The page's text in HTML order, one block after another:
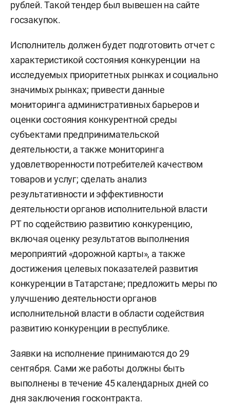
рублей. Такой тендер был вывешен на сайте
госзакупок.
Исполнитель должен будет подготовить отчет с
характеристикой состояния конкуренции на
исследуемых приоритетных рынках и социально
значимых рынках; привести данные
мониторинга административных барьеров и
оценки состояния конкурентной среды
субъектами предпринимательской
деятельности, а также мониторинга
удовлетворенности потребителей качеством
товаров и услуг; сделать анализ
результативности и эффективности
деятельности органов исполнительной власти
РТ по содействию развитию конкуренцию,
включая оценку результатов выполнения
мероприятий «дорожной карты», а также
достижения целевых показателей развития
конкуренции в Татарстане; предложить меры по
улучшению деятельности органов
исполнительной власти в области содействия
развитию конкуренции в республике.
Заявки на исполнение принимаются до 29
сентября. Сами же работы должны быть
выполнены в течение 45 календарных дней со
дня заключения госконтракта.